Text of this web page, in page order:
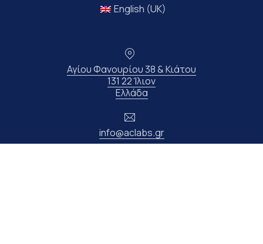
English (UK)
Αγίου Φανουρίου 38 & Κιάτου
131 22 Ίλιον
ΕλλάδαΝέο παράθυρο
info@aclabs.gr